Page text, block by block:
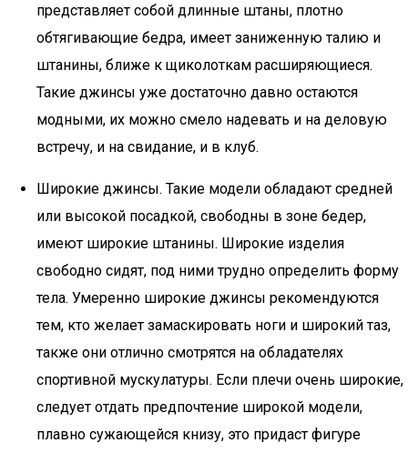
представляет собой длинные штаны, плотно
обтягивающие бедра, имеет заниженную талию и
штанины, ближе к щиколоткам расширяющиеся.
Такие джинсы уже достаточно давно остаются
модными, их можно смело надевать и на деловую
встречу, и на свидание, и в клуб.
Широкие джинсы. Такие модели обладают средней
или высокой посадкой, свободны в зоне бедер,
имеют широкие штанины. Широкие изделия
свободно сидят, под ними трудно определить форму
тела. Умеренно широкие джинсы рекомендуются
тем, кто желает замаскировать ноги и широкий таз,
также они отлично смотрятся на обладателях
спортивной мускулатуры. Если плечи очень широкие,
следует отдать предпочтение широкой модели,
плавно сужающейся книзу, это придаст фигуре